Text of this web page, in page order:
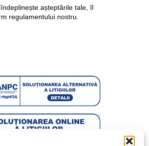
așteptările tale, îl
regulamentului nostru.